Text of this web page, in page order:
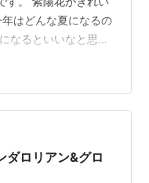
はどんな夏になるの
なるといいなと思い
に入院中の父の様子
ると母から連絡を受
入院していて、関東
ません。 それで、
最後かもしれない
ロリアン&グロ